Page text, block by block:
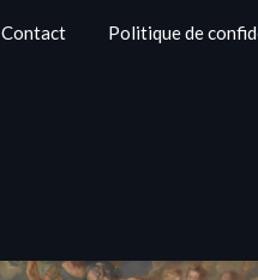
Contact Politique de